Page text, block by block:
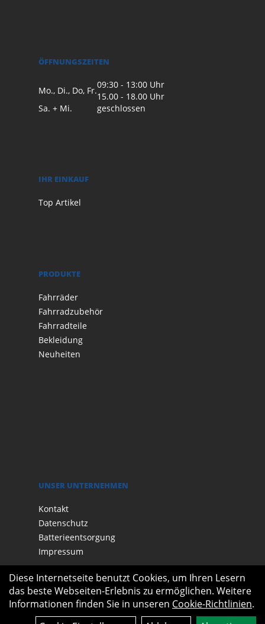
ÖFFNUNGSZEITEN
Mo., Di., Do, Fr.
09:30 - 13:00 Uhr
15.00 - 18.00 Uhr
Sa. + Mi.
geschlossen
IHR EINKAUF
Top Artikel
PRODUKTE
Fahrräder
Fahrradzubehör
Fahrradteile
Bekleidung
Neuheiten
UNSER UNTERNEHMEN
Kontakt
Datenschutz
Batterieentsorgung
Impressum
Diese Internetseite benutzt Cookies, um Ihren Lesern
das beste Webseiten-Erlebnis zu ermöglichen. Weitere
Informationen finden Sie in unseren Cookie-Richtlinien.